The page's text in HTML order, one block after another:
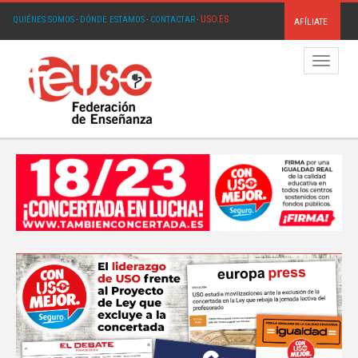
QUIÉNES SOMOS· DÓNDE ESTAMOS· CONTACTAR· USO.ES AFÍLIATE
Menú